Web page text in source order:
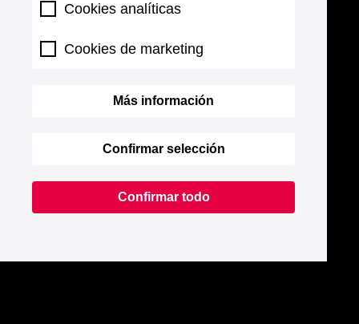
Cookies analíticas
Cookies de marketing
Más información
Confirmar selección
Confirmar todo